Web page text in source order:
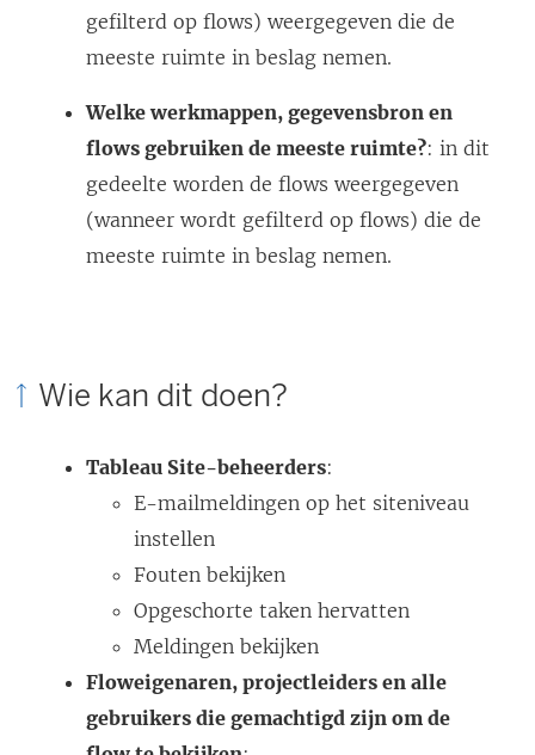
gefilterd op flows) weergegeven die de
meeste ruimte in beslag nemen.
Welke werkmappen, gegevensbron en
flows gebruiken de meeste ruimte?: in dit
gedeelte worden de flows weergegeven
(wanneer wordt gefilterd op flows) die de
meeste ruimte in beslag nemen.
Wie kan dit doen?
Tableau Site-beheerders:
E-mailmeldingen op het siteniveau
instellen
Fouten bekijken
Opgeschorte taken hervatten
Meldingen bekijken
Floweigenaren, projectleiders en alle
gebruikers die gemachtigd zijn om de